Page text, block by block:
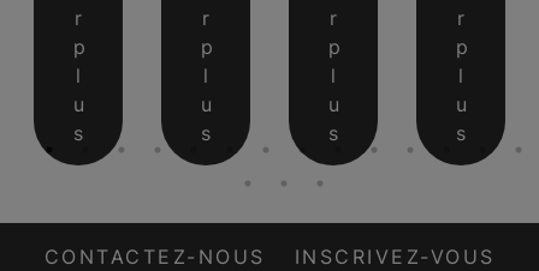
r
p
l
u
s
r
p
l
u
s
r
p
l
u
s
r
p
l
u
s
CONTACTEZ-NOUS
INSCRIVEZ-VOUS